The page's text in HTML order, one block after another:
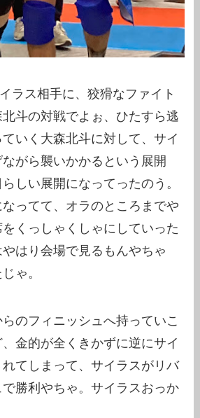
ラス相手に、狡猾なファイト
斗の対戦でよぉ、ひたすら逃
いく大森北斗に対して、サイ
がら襲いかかるという展開
しい展開になってったのう。
ってて、オラのところまでや
くっしゃくしゃにしていった
はり会場で見るもんやちゃ
ゃ。
のフィニッシュへ持っていこ
金的が全くきかずに逆にサイ
てしまって、サイラスがリバ
勝利やちゃ。サイラスおっか